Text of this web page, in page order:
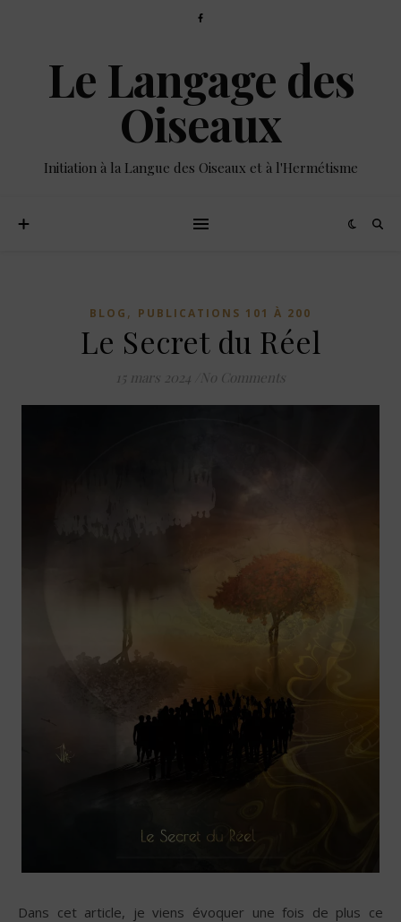
Le Langage des
Oiseaux
Initiation à la Langue des Oiseaux et à l'Hermétisme
BLOG , PUBLICATIONS 101 À 200
Le Secret du Réel
15 mars 2024 No Comments
Dans cet article, je viens évoquer une fois de plus ce